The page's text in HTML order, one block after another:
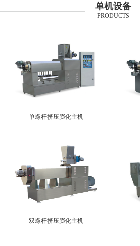
单机设备
PRODUCTS
单螺杆挤压膨化主机
双螺杆挤压膨化主机